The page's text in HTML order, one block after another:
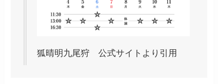
狐晴明九尾狩 公式サイトより引用